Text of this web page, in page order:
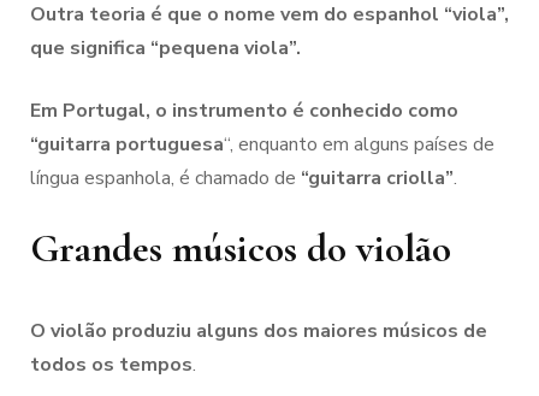
Outra teoria é que o nome vem do espanhol “viola”,
que significa “pequena viola”.
Em Portugal, o instrumento é conhecido como
“guitarra portuguesa“, enquanto em alguns países de
língua espanhola, é chamado de “guitarra criolla”.
Grandes músicos do violão
O violão produziu alguns dos maiores músicos de
todos os tempos.